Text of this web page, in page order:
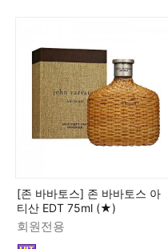
[존 바바토스] 존 바바토스 아
티산 EDT 75ml (★)
회원전용